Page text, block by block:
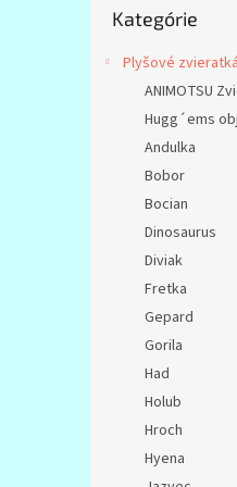
kategórie
Kategórie
Plyšové zvieratká
ANIMOTSU
Hugg´ems
Andulka
Bobor
Bocian
Dinosaurus
Diviak
Fretka
Gepard
Gorila
Had
Holub
Hroch
Hyena